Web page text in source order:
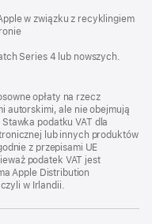
w związku z recyklingiem
Series 4 lub nowszych.
opłaty na rzecz
autorskimi, ale nie obejmują
podatku VAT dla
lub innych produktów
z przepisami UE
podatek VAT jest
Apple Distribution
w Irlandii.